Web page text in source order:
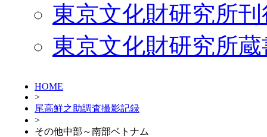
東京文化財研究所
東京文化財研究所
HOME
>
尾高鮮之助調査撮影記録
>
その他中部～南部ベトナム